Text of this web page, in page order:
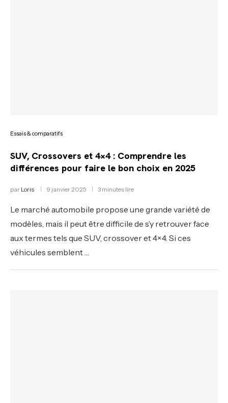
Essais & comparatifs
SUV, Crossovers et 4×4 : Comprendre les
différences pour faire le bon choix en 2025
par Loris 9 janvier 2025 3 minutes lire
Le marché automobile propose une grande variété de
modèles, mais il peut être difficile de s’y retrouver face
aux termes tels que SUV, crossover et 4×4. Si ces
véhicules semblent …